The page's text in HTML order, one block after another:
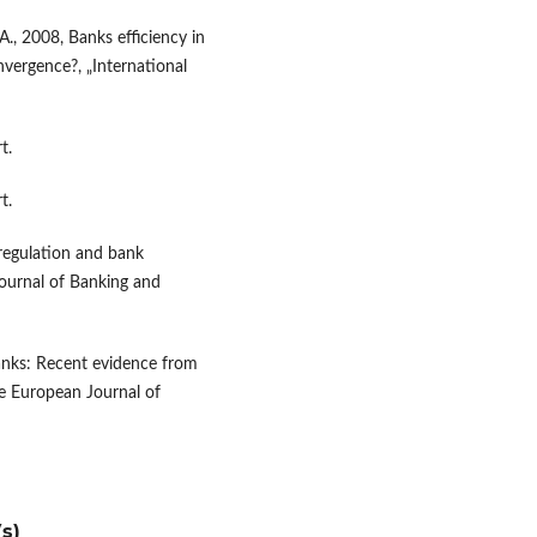
2008, Banks efficiency in
„International
and bank
of Banking and
Recent evidence from
European Journal of